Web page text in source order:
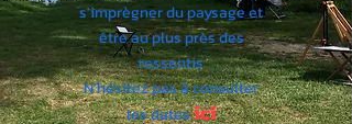
s'imprègner du paysage et
être au plus près des
ressentis
N'hésitez pas à consulter
les datesici